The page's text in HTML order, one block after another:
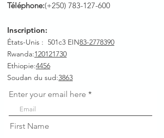
Téléphone:(+250) 783-127-600
Inscription:
États-Unis : 501c3 EIN83-2778390
Rwanda:120121730
Ethiopie:4456
Soudan du sud:3863
Enter your email here
First Name